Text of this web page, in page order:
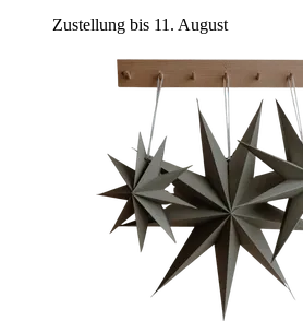
Zustellung bis 11. August